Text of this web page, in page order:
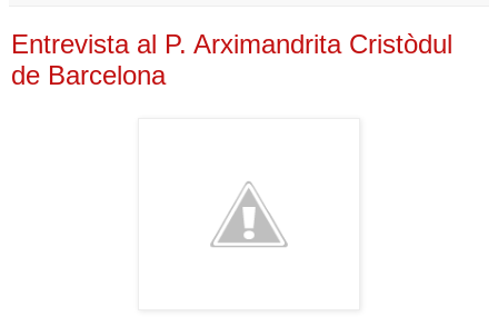
Entrevista al P. Arximandrita Cristòdul
de Barcelona